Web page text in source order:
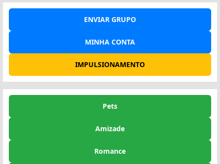
ENVIAR GRUPO
MINHA CONTA
IMPULSIONAMENTO
Pets
Amizade
Romance